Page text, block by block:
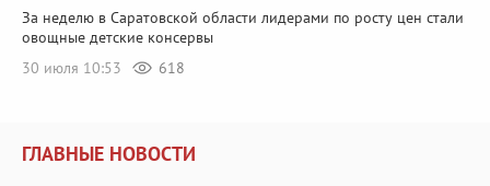
За неделю в Саратовской области лидерами по росту цен стали
овощные детские консервы
30 июля 10:53
618
ГЛАВНЫЕ НОВОСТИ